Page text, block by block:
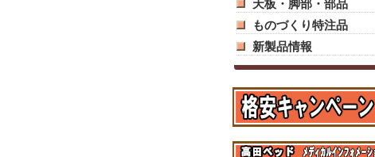
天板・脚部・部品
ものづくり特注品
新製品情報